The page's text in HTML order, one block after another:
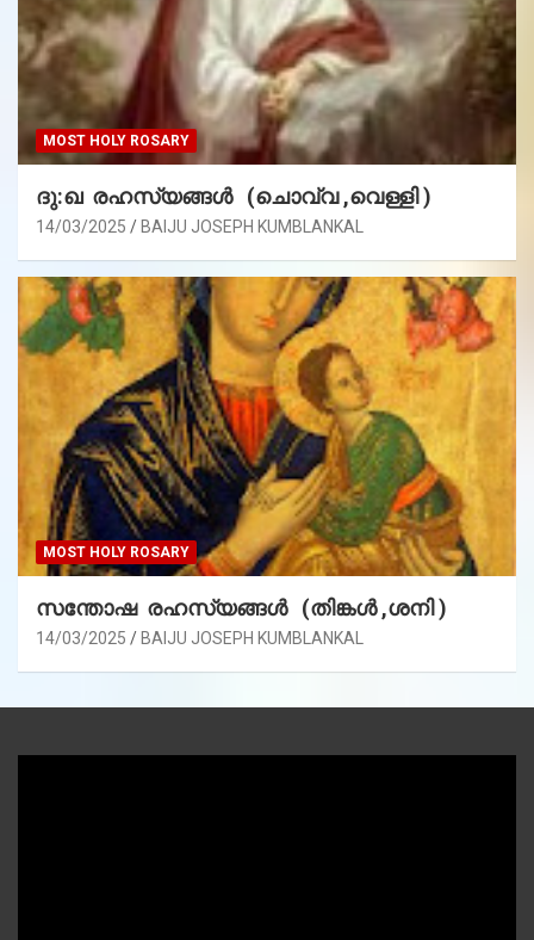
MOST HOLY ROSARY
ദു:ഖ രഹസ്യങ്ങൾ (ചൊവ്വ ,വെള്ളി )
14/03/2025 BAIJU JOSEPH KUMBLANKAL
MOST HOLY ROSARY
സന്തോഷ രഹസ്യങ്ങൾ (തിങ്കൾ ,ശനി )
14/03/2025 BAIJU JOSEPH KUMBLANKAL